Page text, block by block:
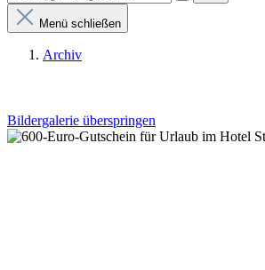
Menü schließen
Archiv
Bildergalerie überspringen